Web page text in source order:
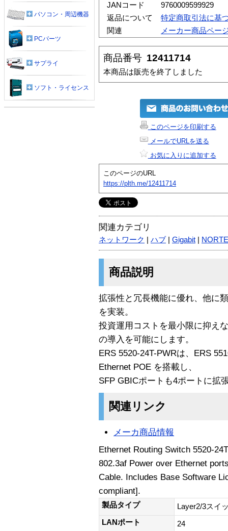
JANコード
9760009599929
返品について
特定商取引法に基
関連
メーカー商品ペー
商品番号 12411714
本商品は販売を終了しました
このページを印刷する
メールでURLを送る
お気に入りに追加する
このページのURL
https://plth.me/12411714
関連カテゴリ
ネットワーク ハブ Gigabit
商品説明
拡張性と冗長機能に優れ、他に
を実装。
投資運用コストを最小限に抑え
の導入を可能にします。
ERS 5520-24T-PWRは、ERS
Ethernet POE を搭載し、
SFP GBICポートも4ポートに拡
関連リンク
メーカ商品情報
Ethernet Routing Switch 5520-
802.3af Power over Ethernet
Cable. Includes Base Software
compliant].
製品タイプ
Layer2/3スイ
LANポート
24
パソコン・周辺機器
PCパーツ
サプライ
ソフト・ライセンス